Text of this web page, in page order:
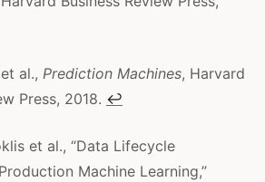
al., Prediction Machines, Harvard
Press, 2018. ↩
et al., “Data Lifecycle
Machine Learning,”